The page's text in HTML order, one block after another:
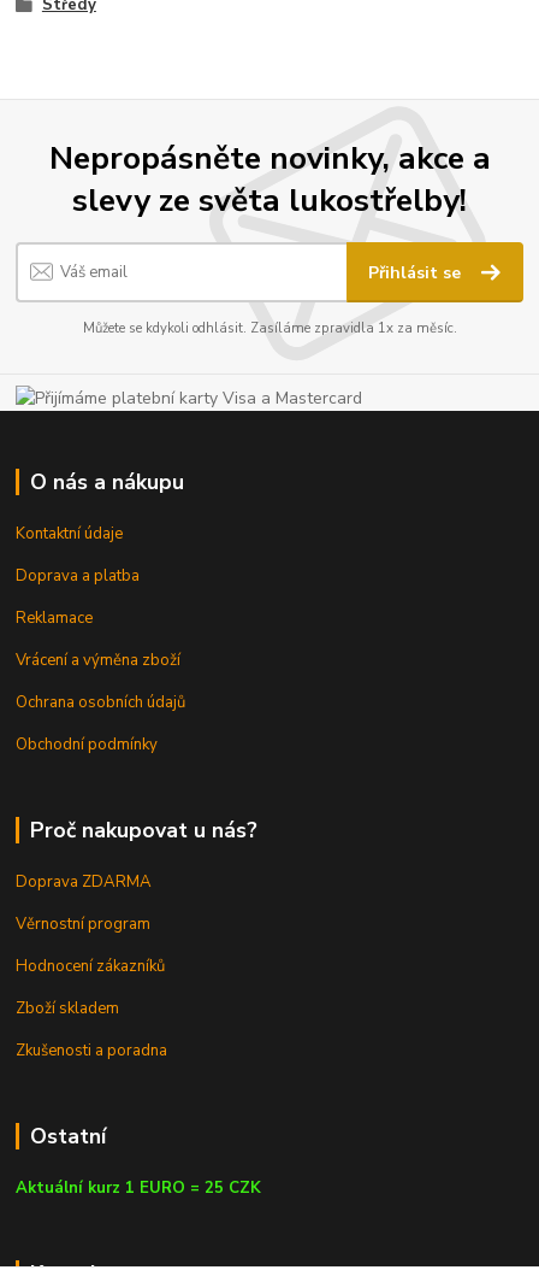
Středy
Nepropásněte novinky, akce a
slevy ze světa lukostřelby!
Přihlásit se
Můžete se kdykoli odhlásit. Zasíláme zpravidla 1x za měsíc.
O nás a nákupu
Kontaktní údaje
Doprava a platba
Reklamace
Vrácení a výměna zboží
Ochrana osobních údajů
Obchodní podmínky
Proč nakupovat u nás?
Doprava ZDARMA
Věrnostní program
Hodnocení zákazníků
Zboží skladem
Zkušenosti a poradna
Ostatní
Aktuální kurz 1 EURO = 25 CZK
Kontakty